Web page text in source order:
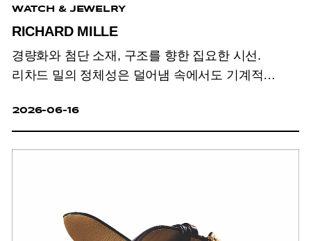
WATCH & JEWELRY
RICHARD MILLE
경량화와 첨단 소재, 구조를 향한 집요한 시선.
리차드 밀의 정체성은 덜어냄 속에서도 기계적
2026-06-16